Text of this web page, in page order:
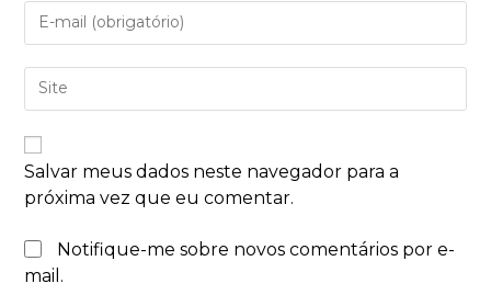
Salvar meus dados neste navegador para a
próxima vez que eu comentar.
Notifique-me sobre novos comentários por e-
mail.